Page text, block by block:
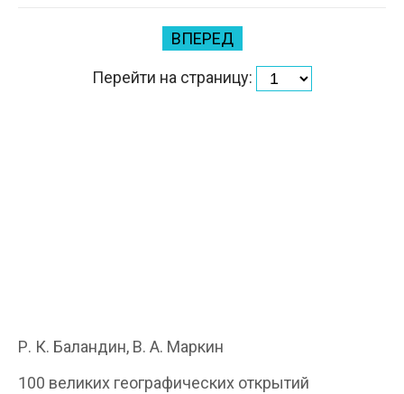
ВПЕРЕД
Перейти на страницу:
Р. К. Баландин, В. А. Маркин
100 великих географических открытий